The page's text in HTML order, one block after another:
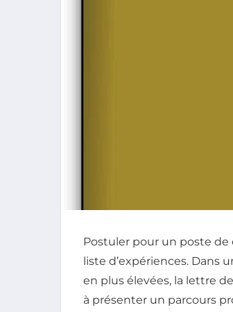
Postuler pour un poste de
liste d’expériences. Dans
en plus élevées, la lettre
à présenter un parcours